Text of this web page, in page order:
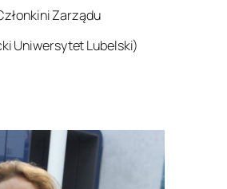
Zarządu
Uniwersytet Lubelski)